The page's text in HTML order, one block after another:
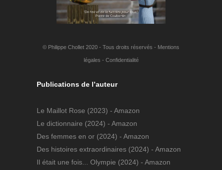
© Philippe Chollet 2020 - Tous droits réservés - Mentions
légales - Confidentialité
Publications de l’auteur
Le Maillot Rose (2023) - Amazon
Le dictionnaire (2024) - Amazon
Des femmes en or (2024) - Amazon
Des histoires extraordinaires (2024) - Amazon
Il était une fois... Olympie (2024) - Amazon